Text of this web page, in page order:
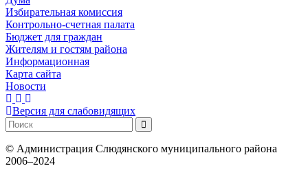
Избирательная комиссия
Контрольно-счетная палата
Бюджет для граждан
Жителям и гостям района
Информационная
Карта сайта
Новости
Версия для слабовидящих
© Администрация Слюдянского муниципального района
2006–2024